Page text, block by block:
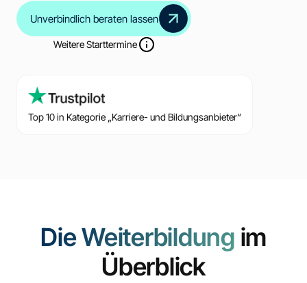
Unverbindlich beraten lassen
Weitere Starttermine
Top 10 in Kategorie „Karriere- und Bildungsanbieter“
Die Weiterbildung im
Überblick